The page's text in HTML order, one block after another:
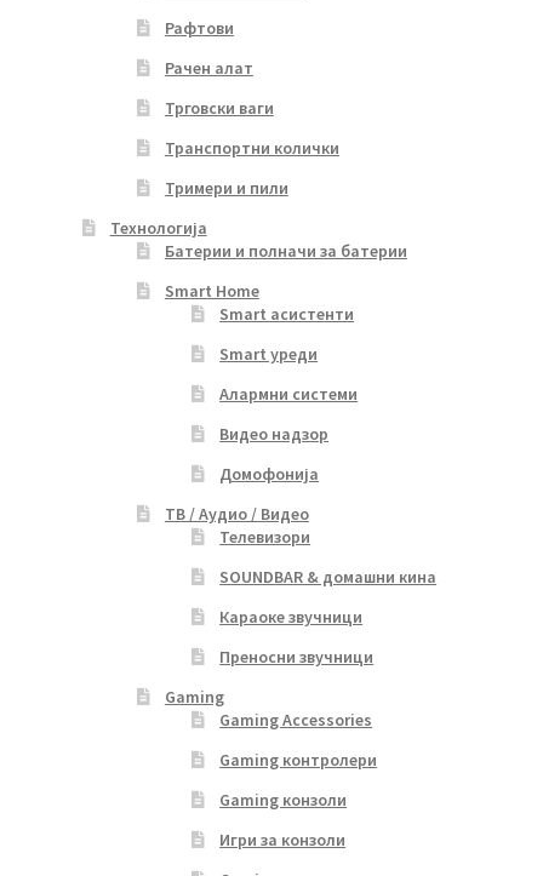
Рафтови
Рачен алат
Трговски ваги
Транспортни колички
Тримери и пили
Технологија
Батерии и полначи за батерии
Smart Home
Smart асистенти
Smart уреди
Алармни системи
Видео надзор
Домофонија
ТВ / Аудио / Видео
Телевизори
SOUNDBAR & домашни кина
Караоке звучници
Преносни звучници
Gaming
Gaming Accessories
Gaming контролери
Gaming конзоли
Игри за конзоли